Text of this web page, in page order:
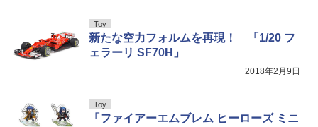
Toy
新たな空力フォルムを再現！ 「1/20 フ
ェラーリ SF70H」
2018年2月9日
Toy
「ファイアーエムブレム ヒーローズ ミニ